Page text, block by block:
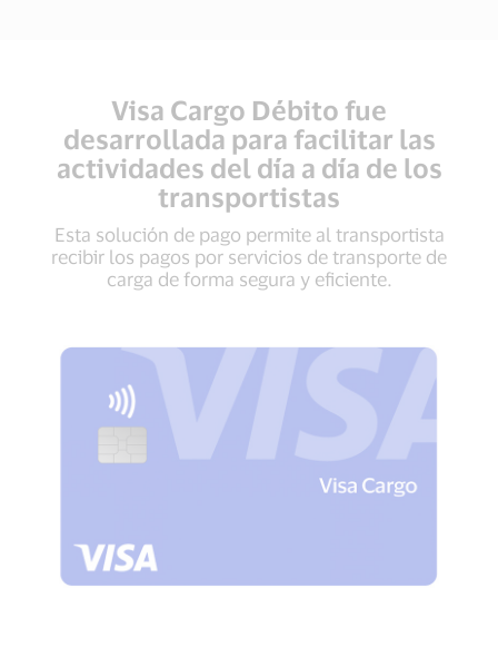
Visa Cargo Débito fue
desarrollada para facilitar las
actividades del día a día de los
transportistas
Esta solución de pago permite al transportista
recibir los pagos por servicios de transporte de
carga de forma segura y eficiente.